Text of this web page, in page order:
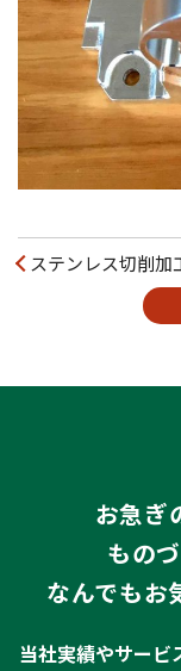
ステンレス切削加
お急ぎ
もの
なんでもお
当社実績やサービ